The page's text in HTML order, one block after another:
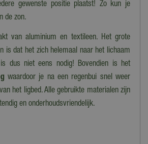
gewenste positie plaatst! Zo kun je
de zon.
van aluminium en textileen. Het grote
is dat het zich helemaal naar het lichaam
dus niet eens nodig! Bovendien is het
waardoor je na een regenbui snel weer
het ligbed. Alle gebruikte materialen zijn
en onderhoudsvriendelijk.